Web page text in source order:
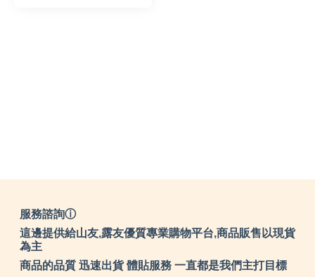
服務諮詢ⓘ
這邊提供給山友,露友優質專業購物平台,商品販售以現貨
為主
商品的品質 迅速出貨 體貼服務 一直都是我們主打目標